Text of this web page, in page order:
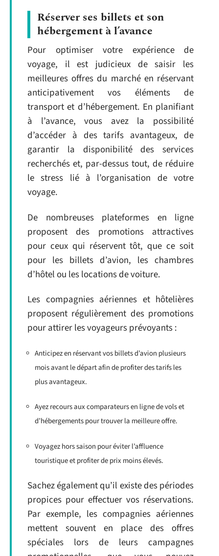
Réserver ses billets et son
hébergement à l’avance
Pour optimiser votre expérience de
voyage, il est judicieux de saisir les
meilleures offres du marché en réservant
anticipativement vos éléments de
transport et d’hébergement. En planifiant
à l’avance, vous avez la possibilité
d’accéder à des tarifs avantageux, de
garantir la disponibilité des services
recherchés et, par-dessus tout, de réduire
le stress lié à l’organisation de votre
voyage.
De nombreuses plateformes en ligne
proposent des promotions attractives
pour ceux qui réservent tôt, que ce soit
pour les billets d’avion, les chambres
d’hôtel ou les locations de voiture.
Les compagnies aériennes et hôtelières
proposent régulièrement des promotions
pour attirer les voyageurs prévoyants :
Anticipez en réservant vos billets d’avion plusieurs
mois avant le départ afin de profiter des tarifs les
plus avantageux.
Ayez recours aux comparateurs en ligne de vols et
d’hébergements pour trouver la meilleure offre.
Voyagez hors saison pour éviter l’affluence
touristique et profiter de prix moins élevés.
Sachez également qu’il existe des périodes
propices pour effectuer vos réservations.
Par exemple, les compagnies aériennes
mettent souvent en place des offres
spéciales lors de leurs campagnes